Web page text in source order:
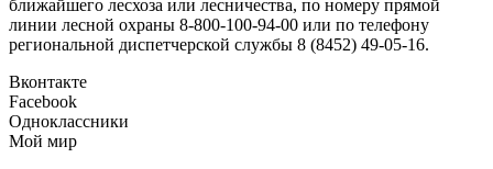
ближайшего лесхоза или лесничества, по номеру прямой
линии лесной охраны 8-800-100-94-00 или по телефону
региональной диспетчерской службы 8 (8452) 49-05-16.
Вконтакте
Facebook
Одноклассники
Мой мир